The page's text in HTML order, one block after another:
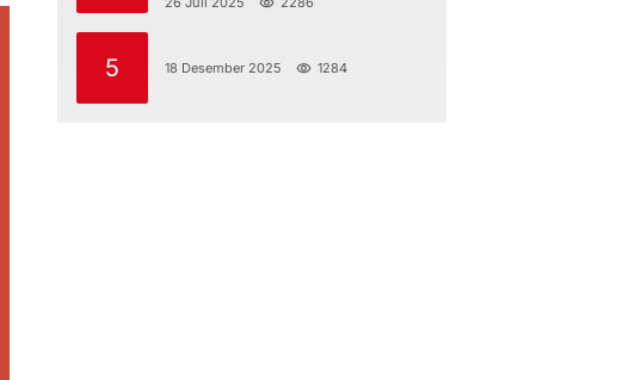
5 18 Desember 2025 1284